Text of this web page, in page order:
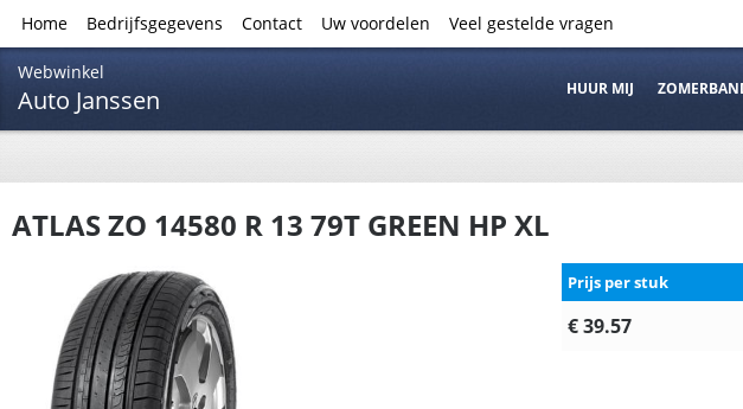
Home Bedrijfsgegevens Contact Uw voordelen Veel gestelde vragen
HUUR MIJ
Webwinkel
Auto Janssen
ATLAS ZO 14580 R 13 79T GREEN HP XL
Prijs per stuk
€ 39.57